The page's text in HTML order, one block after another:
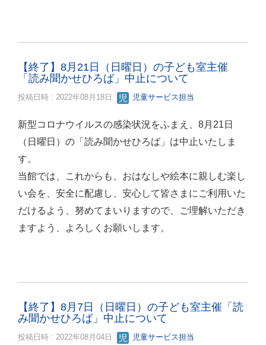
【終了】8月21日（日曜日）の子ども室主催
「読み聞かせひろば」中止について
投稿日時 : 2022年08月18日 児童サービス担当
新型コロナウイルスの感染状況をふまえ、8月21日
（日曜日）の「読み聞かせひろば」は中止いたしま
す。
当館では、これからも、おはなしや絵本に親しむ楽し
い会を、安全に配慮し、安心して皆さまにご利用いた
だけるよう、努めてまいりますので、ご理解いただき
ますよう、よろしくお願いします。
【終了】8月7日（日曜日）の子ども室主催「読
み聞かせひろば」中止について
投稿日時 : 2022年08月04日 児童サービス担当